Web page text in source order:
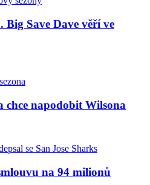
Save Dave věří ve
chce napodobit Wilsona
na 94 milionů